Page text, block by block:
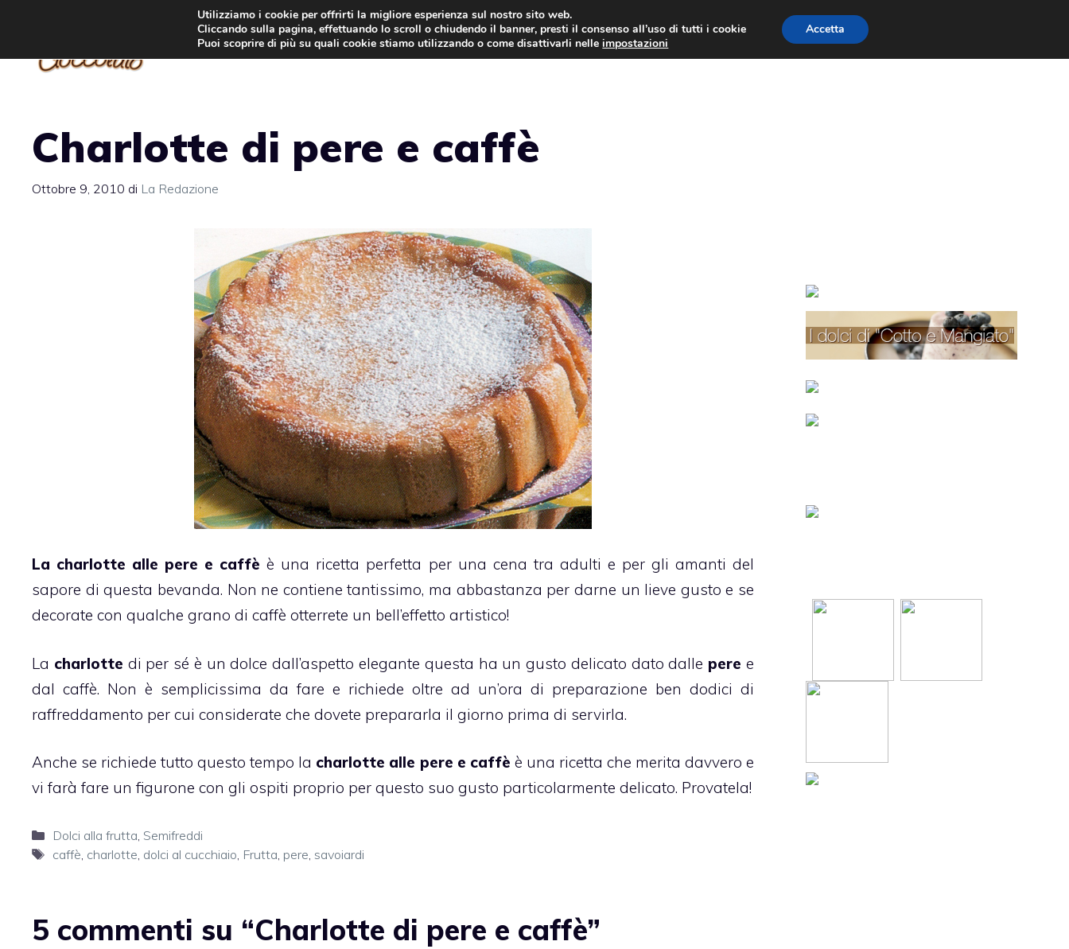
contenuto
TORTE AL CIOCCOLATO TORTE CLASSICHE TORTE PER BAMBINI
Charlotte di pere e caffè
Ottobre 9, 2010 di La Redazione
La charlotte alle pere e caffè è una ricetta perfetta per una cena tra adulti e per gli amanti del
sapore di questa bevanda. Non ne contiene tantissimo, ma abbastanza per darne un lieve gusto e se
decorate con qualche grano di caffè otterrete un bell’effetto artistico!
La charlotte di per sé è un dolce dall’aspetto elegante questa ha un gusto delicato dato dalle pere e
dal caffè. Non è semplicissima da fare e richiede oltre ad un’ora di preparazione ben dodici di
raffreddamento per cui considerate che dovete prepararla il giorno prima di servirla.
Anche se richiede tutto questo tempo la charlotte alle pere e caffè è una ricetta che merita davvero e
vi farà fare un figurone con gli ospiti proprio per questo suo gusto particolarmente delicato. Provatela!
Categorie
Dolci alla frutta, Semifreddi
Tag
caffè, charlotte, dolci al cucchiaio, Frutta, pere, savoiardi
5 commenti su “Charlotte di pere e caffè”
Utilizziamo i cookie per offrirti la migliore esperienza sul nostro sito web.
Cliccando sulla pagina, effettuando lo scroll o chiudendo il banner, presti il consenso all’uso di tutti i cookie
Puoi scoprire di più su quali cookie stiamo utilizzando o come disattivarli nelleimpostazioni
Accetta